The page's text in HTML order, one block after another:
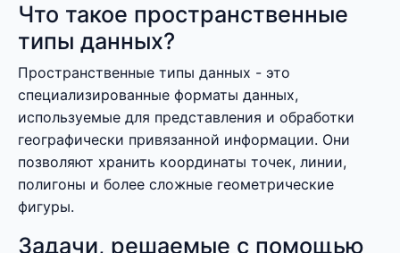
Что такое пространственные
типы данных?
Пространственные типы данных - это
специализированные форматы данных,
используемые для представления и обработки
географически привязанной информации. Они
позволяют хранить координаты точек, линии,
полигоны и более сложные геометрические
фигуры.
Задачи, решаемые с помощью